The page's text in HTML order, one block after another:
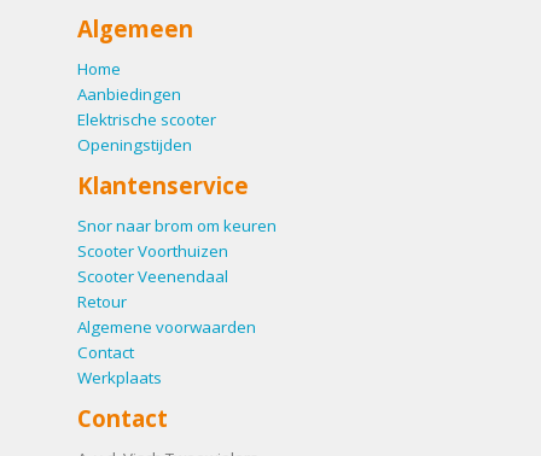
Algemeen
Home
Aanbiedingen
Elektrische scooter
Openingstijden
Klantenservice
Snor naar brom om keuren
Scooter Voorthuizen
Scooter Veenendaal
Retour
Algemene voorwaarden
Contact
Werkplaats
Contact